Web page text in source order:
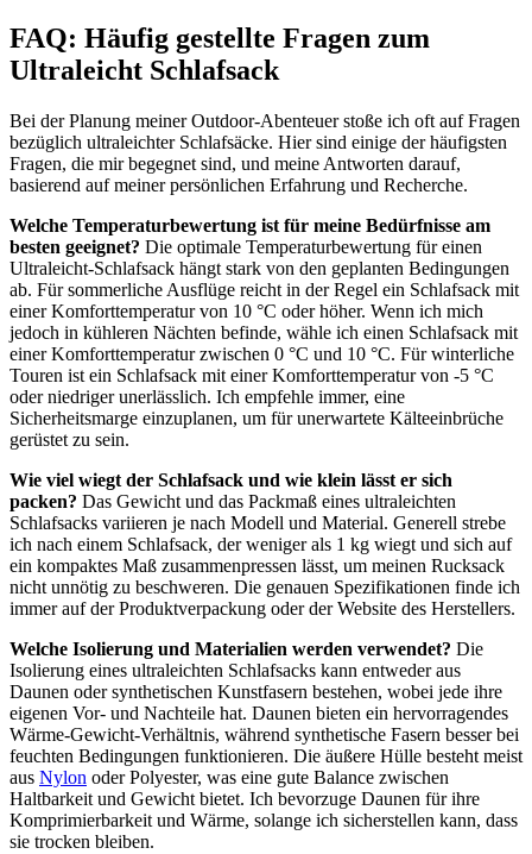
FAQ: Häufig gestellte Fragen zum
Ultraleicht Schlafsack
Bei der Planung meiner Outdoor-Abenteuer stoße ich oft auf Fragen
bezüglich ultraleichter Schlafsäcke. Hier sind einige der häufigsten
Fragen, die mir begegnet sind, und meine Antworten darauf,
basierend auf meiner persönlichen Erfahrung und Recherche.
Welche Temperaturbewertung ist für meine Bedürfnisse am
besten geeignet? Die optimale Temperaturbewertung für einen
Ultraleicht-Schlafsack hängt stark von den geplanten Bedingungen
ab. Für sommerliche Ausflüge reicht in der Regel ein Schlafsack mit
einer Komforttemperatur von 10 °C oder höher. Wenn ich mich
jedoch in kühleren Nächten befinde, wähle ich einen Schlafsack mit
einer Komforttemperatur zwischen 0 °C und 10 °C. Für winterliche
Touren ist ein Schlafsack mit einer Komforttemperatur von -5 °C
oder niedriger unerlässlich. Ich empfehle immer, eine
Sicherheitsmarge einzuplanen, um für unerwartete Kälteeinbrüche
gerüstet zu sein.
Wie viel wiegt der Schlafsack und wie klein lässt er sich
packen? Das Gewicht und das Packmaß eines ultraleichten
Schlafsacks variieren je nach Modell und Material. Generell strebe
ich nach einem Schlafsack, der weniger als 1 kg wiegt und sich auf
ein kompaktes Maß zusammenpressen lässt, um meinen Rucksack
nicht unnötig zu beschweren. Die genauen Spezifikationen finde ich
immer auf der Produktverpackung oder der Website des Herstellers.
Welche Isolierung und Materialien werden verwendet? Die
Isolierung eines ultraleichten Schlafsacks kann entweder aus
Daunen oder synthetischen Kunstfasern bestehen, wobei jede ihre
eigenen Vor- und Nachteile hat. Daunen bieten ein hervorragendes
Wärme-Gewicht-Verhältnis, während synthetische Fasern besser bei
feuchten Bedingungen funktionieren. Die äußere Hülle besteht meist
aus Nylon oder Polyester, was eine gute Balance zwischen
Haltbarkeit und Gewicht bietet. Ich bevorzuge Daunen für ihre
Komprimierbarkeit und Wärme, solange ich sicherstellen kann, dass
sie trocken bleiben.